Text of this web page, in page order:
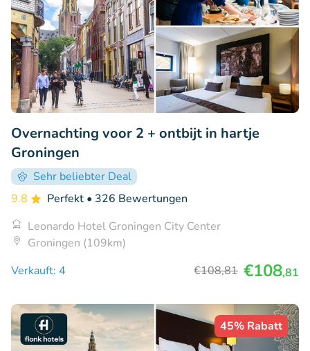
Overnachting voor 2 + ontbijt in hartje
Groningen
Sehr beliebter Deal
9.8
Perfekt • 326 Bewertungen
Leonardo Hotel Groningen City Center
Groningen (109km)
Verkauft: 4
€108,81 €108,81
45% Rabatt